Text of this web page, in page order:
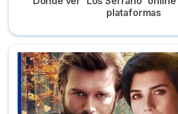
plataformas
Las 7 mejores series turcas y dónde